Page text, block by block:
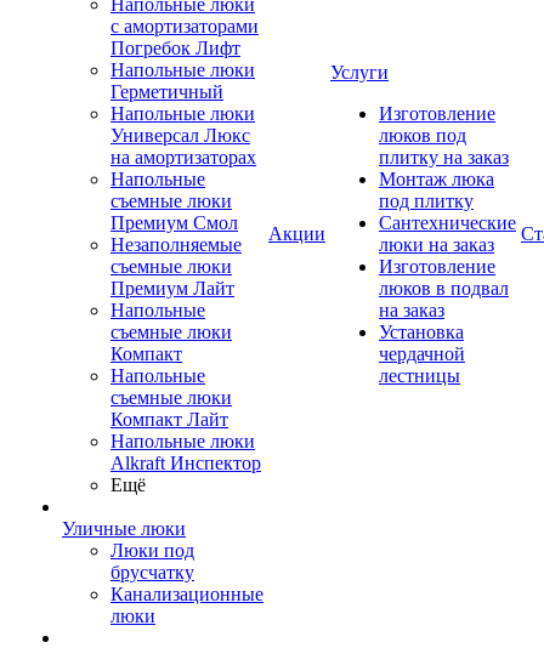
Напольные люки
с амортизаторами
Погребок Лифт
Напольные люки
Герметичный
Напольные люки
Универсал Люкс
на амортизаторах
Напольные
съемные люки
Премиум Смол
Незаполняемые
съемные люки
Премиум Лайт
Напольные
съемные люки
Компакт
Напольные
съемные люки
Компакт Лайт
Напольные люки
Alkraft Инспектор
Ещё
Уличные люки
Люки под
брусчатку
Канализационные
люки
Акции
Услуги
Изготовление
люков под
плитку на заказ
Монтаж люка
под плитку
Сантехнические
люки на заказ
Изготовление
люков в подвал
на заказ
Установка
чердачной
лестницы